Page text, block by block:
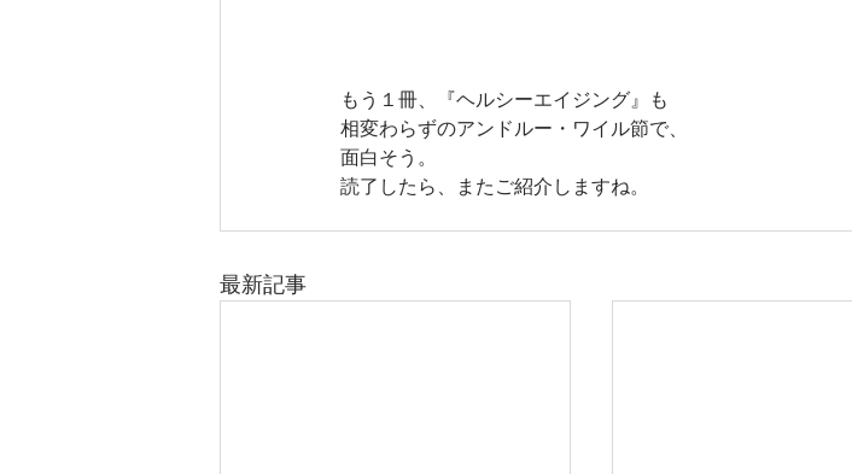
もう１冊、『ヘルシーエイジング』も
相変わらずのアンドルー・ワイル節で、
面白そう。
読了したら、またご紹介しますね。
最新記事